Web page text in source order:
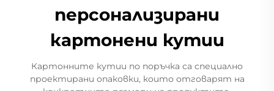
персонализирани
картонени кутии
Картонните кутии по поръчка са специално
проектирани опаковки, които отговарят на